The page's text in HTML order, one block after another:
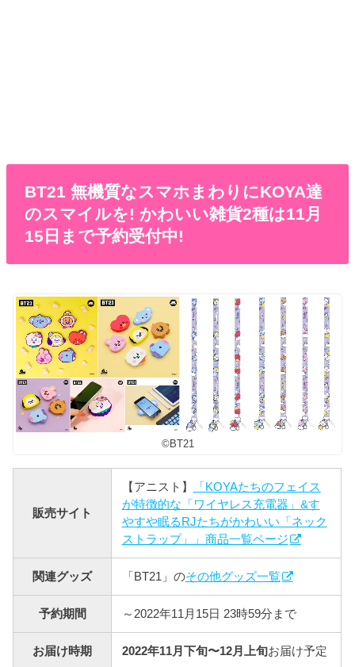
BT21 無機質なスマホまわりにKOYA達
のスマイルを! かわいい雑貨2種は11月
15日まで予約受付中!
©︎BT21
販売サイト
【アニスト】
「KOYAたちのフェイス
が特徴的な「ワイヤレス充電器」&す
やすや眠るRJたちがかわいい「ネック
ストラップ」」商品一覧ページ
関連グッズ 「BT21」のその他グッズ一覧
予約期間 ～2022年11月15日 23時59分まで
お届け時期 2022年11月下旬〜12月上旬お届け予定